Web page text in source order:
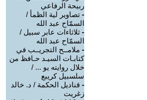
ربيحة الرفاعي
- تصاوير لية الظمأ /
السمّاح عبد الله
- ثلاثاءات عابر سبيل /
السمّاح عبد الله
- ملامــح التجريــب في
كتابـات السيـد حـافظ من
خلال روايته يو ... /
سلسبيل كريبع
- قناديل الحكمة / د. خالد
زغريت